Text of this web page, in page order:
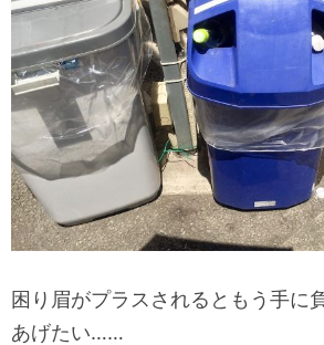
困り眉がプラスされるともう手に
あげたい……